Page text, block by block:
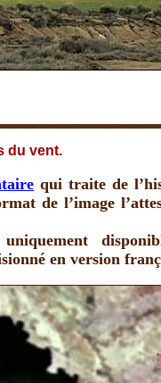
du vent.
qui traite de
de l’image
uniquement
en version